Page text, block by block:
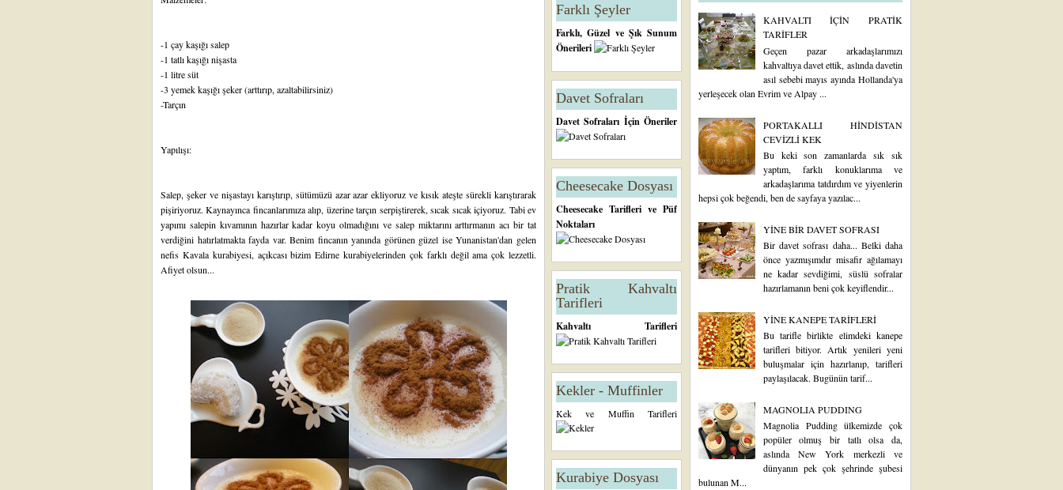
-1 çay kaşığı salep
-1 tatlı kaşığı nişasta
-1 litre süt
-3 yemek kaşığı şeker (arttırıp, azaltabilirsiniz)
-Tarçın
Yapılışı:
Salep, şeker ve nişastayı karıştırıp, sütümüzü azar azar ekliyoruz ve kısık ateşte sürekli karıştırarak
pişiriyoruz. Kaynayınca fincanlarımıza alıp, üzerine tarçın serpiştirerek, sıcak sıcak içiyoruz. Tabi ev
yapımı salepin kıvamının hazırlar kadar koyu olmadığını ve salep miktarını arttırmanın acı bir tat
verdiğini hatırlatmakta fayda var. Benim fincanın yanında görünen güzel ise Yunanistan'dan gelen
nefis Kavala kurabiyesi, açıkcası bizim Edirne kurabiyelerinden çok farklı değil ama çok lezzetli.
Afiyet olsun...
Farklı Şeyler
Farklı, Güzel ve Şık Sunum
Önerileri
Davet Sofraları
Davet Sofraları İçin Öneriler
Cheesecake Dosyası
Cheesecake Tarifleri ve Püf
Noktaları
Pratik Kahvaltı
Tarifleri
Kahvaltı Tarifleri
Kekler - Muffinler
Kek ve Muffin Tarifleri
Kurabiye Dosyası
KAHVALTI İÇİN PRATİK
TARİFLER
Geçen pazar arkadaşlarımızı
kahvaltıya davet ettik, aslında davetin
asıl sebebi mayıs ayında Hollanda'ya
yerleşecek olan Evrim ve Alpay ...
PORTAKALLI HİNDİSTAN
CEVİZLİ KEK
Bu keki son zamanlarda sık sık
yaptım, farklı konuklarıma ve
arkadaşlarıma tatdırdım ve yiyenlerin
hepsi çok beğendi, ben de sayfaya yazılac...
YİNE BİR DAVET SOFRASI
Bir davet sofrası daha... Belki daha
önce yazmışımdır misafir ağılamayı
ne kadar sevdiğimi, süslü sofralar
hazırlamanın beni çok keyiflendir...
YİNE KANEPE TARİFLERİ
Bu tarifle birlikte elimdeki kanepe
tarifleri bitiyor. Artık yenileri yeni
buluşmalar için hazırlanıp, tarifleri
paylaşılacak. Bugünün tarif...
MAGNOLIA PUDDING
Magnolia Pudding ülkemizde çok
popüler olmuş bir tatlı olsa da,
aslında New York merkezli ve
dünyanın pek çok şehrinde şubesi
bulunan M...